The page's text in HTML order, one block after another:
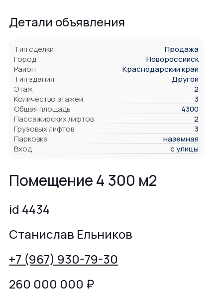
Детали объявления
Тип сделки
Продажа
Город
Новороссийск
Район
Краснодарский край
Тип здания
Другой
Этаж
2
Количество этажей
3
Общая площадь
4300
Пассажирских лифтов
2
Грузовых лифтов
3
Парковка
наземная
Вход
с улицы
Помещение 4 300 м2
id 4434
Станислав Ельников
+7 (967) 930-79-30
260 000 000 ₽